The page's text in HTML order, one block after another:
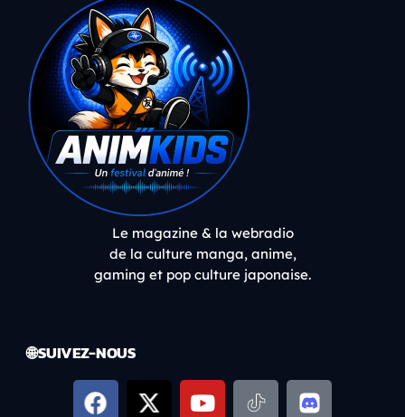
Le magazine & la webradio
de la culture manga, anime,
gaming et pop culture japonaise.
🌐 SUIVEZ-NOUS